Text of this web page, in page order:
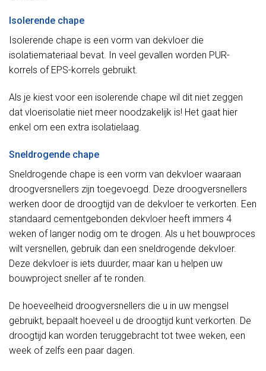
Isolerende chape
Isolerende chape is een vorm van dekvloer die
isolatiemateriaal bevat. In veel gevallen worden PUR-
korrels of EPS-korrels gebruikt.
Als je kiest voor een isolerende chape wil dit niet zeggen
dat vloerisolatie niet meer noodzakelijk is! Het gaat hier
enkel om een extra isolatielaag.
Sneldrogende chape
Sneldrogende chape is een vorm van dekvloer waaraan
droogversnellers zijn toegevoegd. Deze droogversnellers
werken door de droogtijd van de dekvloer te verkorten. Een
standaard cementgebonden dekvloer heeft immers 4
weken of langer nodig om te drogen. Als u het bouwproces
wilt versnellen, gebruik dan een sneldrogende dekvloer.
Deze dekvloer is iets duurder, maar kan u helpen uw
bouwproject sneller af te ronden.
De hoeveelheid droogversnellers die u in uw mengsel
gebruikt, bepaalt hoeveel u de droogtijd kunt verkorten. De
droogtijd kan worden teruggebracht tot twee weken, een
week of zelfs een paar dagen.